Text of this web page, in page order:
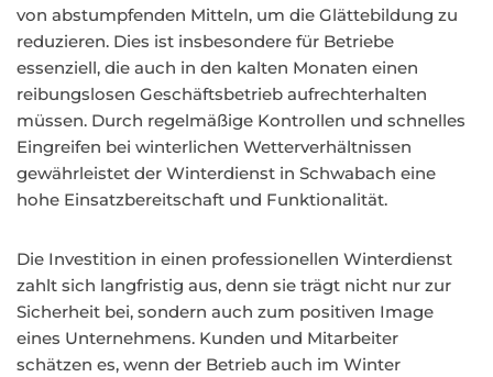
von abstumpfenden Mitteln, um die Glättebildung zu
reduzieren. Dies ist insbesondere für Betriebe
essenziell, die auch in den kalten Monaten einen
reibungslosen Geschäftsbetrieb aufrechterhalten
müssen. Durch regelmäßige Kontrollen und schnelles
Eingreifen bei winterlichen Wetterverhältnissen
gewährleistet der Winterdienst in Schwabach eine
hohe Einsatzbereitschaft und Funktionalität.
Die Investition in einen professionellen Winterdienst
zahlt sich langfristig aus, denn sie trägt nicht nur zur
Sicherheit bei, sondern auch zum positiven Image
eines Unternehmens. Kunden und Mitarbeiter
schätzen es, wenn der Betrieb auch im Winter